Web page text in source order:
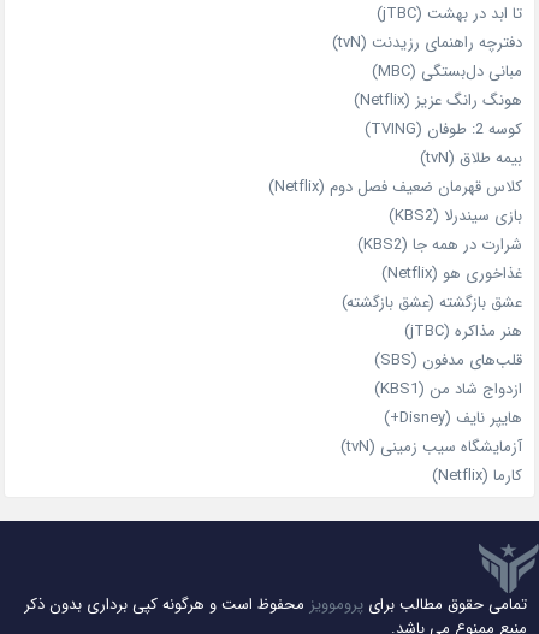
تا ابد در بهشت (jTBC)
دفترچه راهنمای رزیدنت (tvN)
مبانی دل‌بستگی (MBC)
هونگ رانگ عزیز (Netflix)
کوسه 2: طوفان (TVING)
بیمه طلاق (tvN)
کلاس قهرمان ضعیف فصل دوم (Netflix)
بازی سیندرلا (KBS2)
شرارت در همه‌ جا (KBS2)
غذاخوری هو (Netflix)
عشق بازگشته (عشق بازگشته)
هنر مذاکره (jTBC)
قلب‌های مدفون (SBS)
ازدواج شاد من (KBS1)
هایپر نایف (Disney+)
آزمایشگاه سیب‌ زمینی (tvN)
کارما (Netflix)
تمامی حقوق مطالب برای پروموویز محفوظ است و هرگونه کپی برداری بدون ذکر
منبع ممنوع می باشد.